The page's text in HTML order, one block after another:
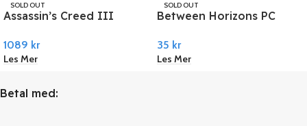
SOLD OUT
UBISOFT
Assassin’s Creed III
Connect
1089 kr
Les Mer
SOLD OUT
STEAM
Between Horizons PC
35 kr
Les Mer
Betal med: